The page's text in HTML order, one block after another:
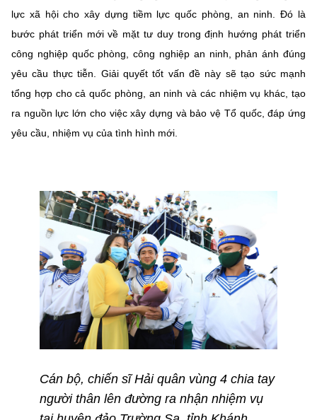
lực xã hội cho xây dựng tiềm lực quốc phòng, an ninh. Đó là
bước phát triển mới về mặt tư duy trong định hướng phát triển
công nghiệp quốc phòng, công nghiệp an ninh, phản ánh đúng
yêu cầu thực tiễn. Giải quyết tốt vấn đề này sẽ tạo sức mạnh
tổng hợp cho cả quốc phòng, an ninh và các nhiệm vụ khác, tạo
ra nguồn lực lớn cho việc xây dựng và bảo vệ Tổ quốc, đáp ứng
yêu cầu, nhiệm vụ của tình hình mới.
Cán bộ, chiến sĩ Hải quân vùng 4 chia tay
người thân lên đường ra nhận nhiệm vụ